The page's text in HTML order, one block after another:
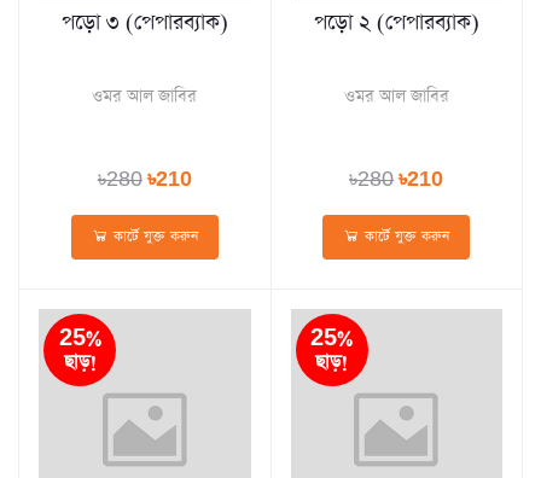
পড়ো ৩ (পেপারব্যাক)
ওমর আল জাবির
৳280৳210
কার্টে যুক্ত করুন
পড়ো ২ (পেপারব্যাক)
ওমর আল জাবির
৳280৳210
কার্টে যুক্ত করুন
25%
ছাড়!
25%
ছাড়!